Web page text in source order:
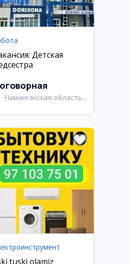
Детская
Наманганская область,
tuski olamiz